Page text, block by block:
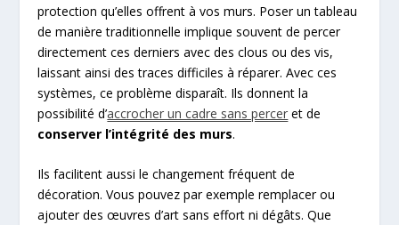
protection qu’elles offrent à vos murs. Poser un tableau
de manière traditionnelle implique souvent de percer
directement ces derniers avec des clous ou des vis,
laissant ainsi des traces difficiles à réparer. Avec ces
systèmes, ce problème disparaît. Ils donnent la
possibilité d’accrocher un cadre sans percer et de
conserver l’intégrité des murs.
Ils facilitent aussi le changement fréquent de
décoration. Vous pouvez par exemple remplacer ou
ajouter des œuvres d’art sans effort ni dégâts. Que